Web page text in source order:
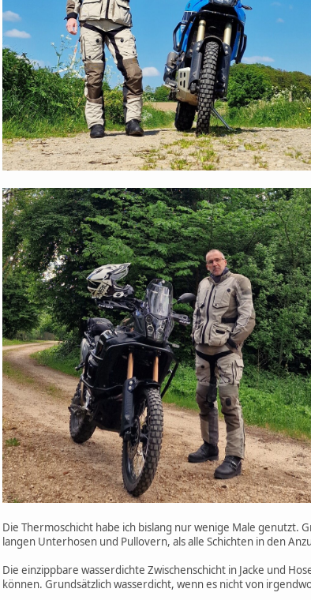
Die Thermoschicht habe ich bislang nur wenige Male genutzt.
langen Unterhosen und Pullovern, als alle Schichten in den
Die einzippbare wasserdichte Zwischenschicht in Jacke und
können. Grundsätzlich wasserdicht, wenn es nicht von